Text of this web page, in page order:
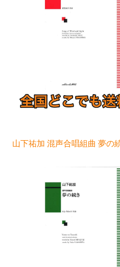
山下祐加 混声合唱組曲 夢